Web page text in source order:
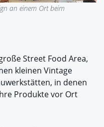
an einem Ort beim
Street Food Area,
kleinen Vintage
in denen
Produkte vor Ort